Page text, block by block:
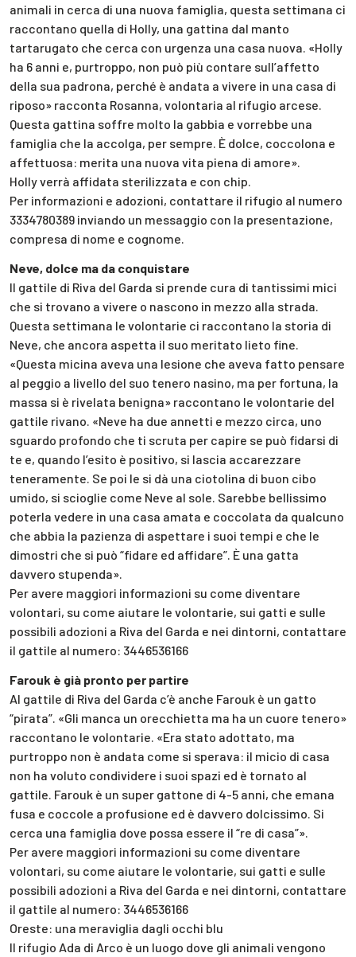
animali in cerca di una nuova famiglia, questa settimana ci
raccontano quella di Holly, una gattina dal manto
tartarugato che cerca con urgenza una casa nuova. «Holly
ha 6 anni e, purtroppo, non può più contare sull’affetto
della sua padrona, perché è andata a vivere in una casa di
riposo» racconta Rosanna, volontaria al rifugio arcese.
Questa gattina soffre molto la gabbia e vorrebbe una
famiglia che la accolga, per sempre. È dolce, coccolona e
affettuosa: merita una nuova vita piena di amore».
Holly verrà affidata sterilizzata e con chip.
Per informazioni e adozioni, contattare il rifugio al numero
3334780389 inviando un messaggio con la presentazione,
compresa di nome e cognome.
Neve, dolce ma da conquistare
Il gattile di Riva del Garda si prende cura di tantissimi mici
che si trovano a vivere o nascono in mezzo alla strada.
Questa settimana le volontarie ci raccontano la storia di
Neve, che ancora aspetta il suo meritato lieto fine.
«Questa micina aveva una lesione che aveva fatto pensare
al peggio a livello del suo tenero nasino, ma per fortuna, la
massa si è rivelata benigna» raccontano le volontarie del
gattile rivano. «Neve ha due annetti e mezzo circa, uno
sguardo profondo che ti scruta per capire se può fidarsi di
te e, quando l’esito è positivo, si lascia accarezzare
teneramente. Se poi le si dà una ciotolina di buon cibo
umido, si scioglie come Neve al sole. Sarebbe bellissimo
poterla vedere in una casa amata e coccolata da qualcuno
che abbia la pazienza di aspettare i suoi tempi e che le
dimostri che si può “fidare ed affidare”. È una gatta
davvero stupenda».
Per avere maggiori informazioni su come diventare
volontari, su come aiutare le volontarie, sui gatti e sulle
possibili adozioni a Riva del Garda e nei dintorni, contattare
il gattile al numero: 3446536166‬
Farouk è già pronto per partire
Al gattile di Riva del Garda c’è anche Farouk è un gatto
“pirata”. «Gli manca un orecchietta ma ha un cuore tenero»
raccontano le volontarie. «Era stato adottato, ma
purtroppo non è andata come si sperava: il micio di casa
non ha voluto condividere i suoi spazi ed è tornato al
gattile. Farouk è un super gattone di 4-5 anni, che emana
fusa e coccole a profusione ed è davvero dolcissimo. Si
cerca una famiglia dove possa essere il “re di casa”».
Per avere maggiori informazioni su come diventare
volontari, su come aiutare le volontarie, sui gatti e sulle
possibili adozioni a Riva del Garda e nei dintorni, contattare
il gattile al numero: 3446536166‬
Oreste: una meraviglia dagli occhi blu
Il rifugio Ada di Arco è un luogo dove gli animali vengono